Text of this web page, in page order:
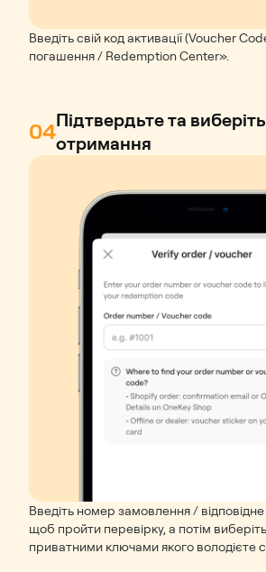
Введіть свій код активації (Voucher
погашення / Redemption Center».
04Підтвердьте та
отримання
Введіть номер замовлення /
щоб пройти перевірку, а потім
приватними ключами якого володієте